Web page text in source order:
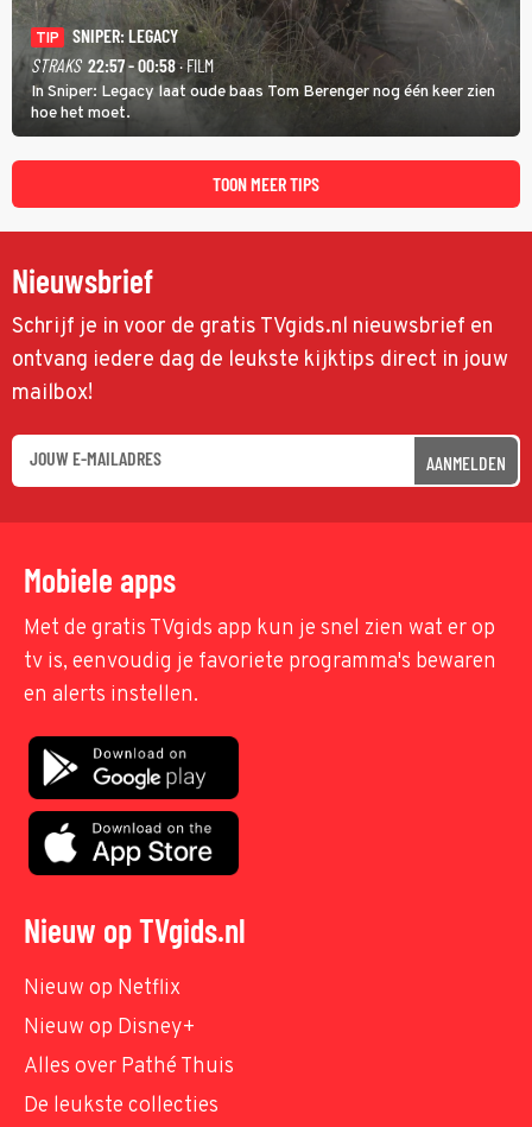
TIP
SNIPER: LEGACY
STRAKS 22:57 - 00:58· FILM
In Sniper: Legacy laat oude baas Tom Berenger nog één keer zien
hoe het moet.
TOON MEER TIPS
Nieuwsbrief
Schrijf je in voor de gratis TVgids.nl nieuwsbrief en
ontvang iedere dag de leukste kijktips direct in jouw
mailbox!
AANMELDEN
Mobiele apps
Met de gratis TVgids app kun je snel zien wat er op
tv is, eenvoudig je favoriete programma's bewaren
en alerts instellen.
Nieuw op TVgids.nl
Nieuw op Netflix
Nieuw op Disney+
Alles over Pathé Thuis
De leukste collecties